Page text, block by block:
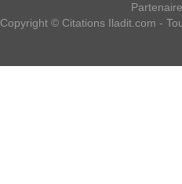
Copyright © Citations Iladit.com -